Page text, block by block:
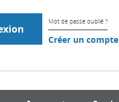
Mot de passe oublié ?
Créer un compte